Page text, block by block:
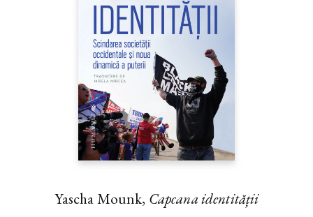
Yascha Mounk, Capcana identității